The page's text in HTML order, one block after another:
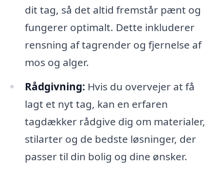
dit tag, så det altid fremstår pænt og
fungerer optimalt. Dette inkluderer
rensning af tagrender og fjernelse af
mos og alger.
Rådgivning: Hvis du overvejer at få
lagt et nyt tag, kan en erfaren
tagdækker rådgive dig om materialer,
stilarter og de bedste løsninger, der
passer til din bolig og dine ønsker.